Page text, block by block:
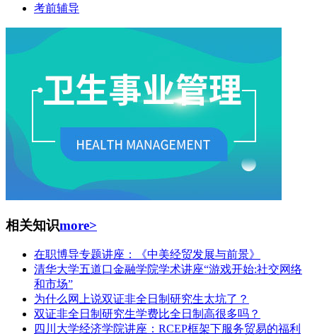
考前辅导
相关知识more>
在职博导专题讲座：《中美经贸发展与前景》
清华大学五道口金融学院学术讲座“游戏开始:社交网络
和市场”
为什么网上说双证非全日制研究生太坑了？
双证非全日制研究生学费比全日制高很多吗？
四川大学经济学院讲座：RCEP框架下服务贸易的福利